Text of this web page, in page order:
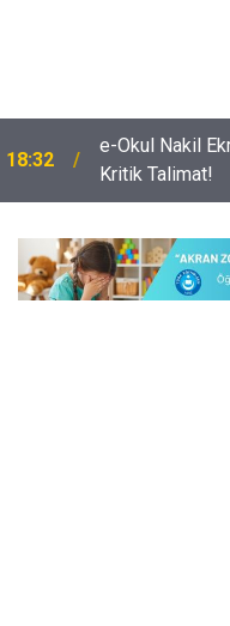
18:03
Okullara
Taşıması